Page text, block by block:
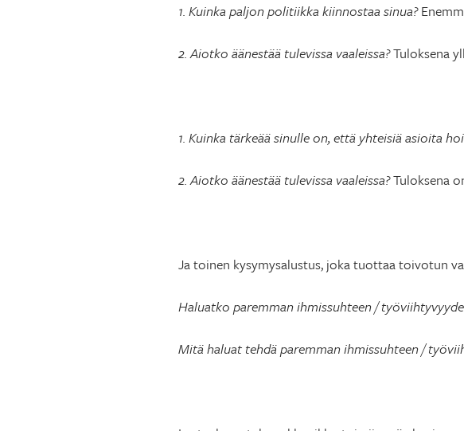
1. Kuinka paljon politiikka kiinnostaa sinua?
2. Aiotko äänestää tulevissa vaaleissa?Tuloksena
1. Kuinka tärkeää sinulle on, että yhteisiä asioita
2. Aiotko äänestää tulevissa vaaleissa?Tuloksena
Ja toinen kysymysalustus, joka tuottaa toivotun
Haluatko paremman ihmissuhteen /
Mitä haluat tehdä paremman ihmissuhteen /